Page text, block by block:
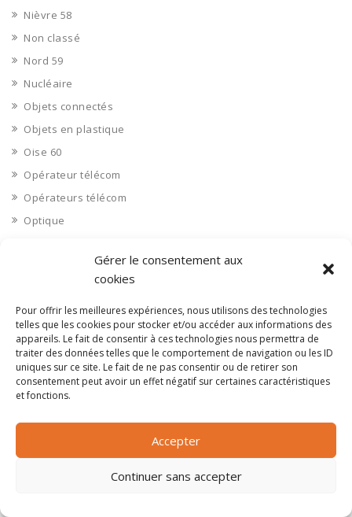
Gérer le consentement aux
cookies
Pour offrir les meilleures expériences, nous utilisons des technologies
telles que les cookies pour stocker et/ou accéder aux informations des
appareils. Le fait de consentir à ces technologies nous permettra de
traiter des données telles que le comportement de navigation ou les ID
uniques sur ce site. Le fait de ne pas consentir ou de retirer son
consentement peut avoir un effet négatif sur certaines caractéristiques
et fonctions.
Accepter
Continuer sans accepter
Nièvre 58
Non classé
Nord 59
Nucléaire
Objets connectés
Objets en plastique
Oise 60
Opérateur télécom
Opérateurs télécom
Optique
Paramédical, compléments alimentaires
Paris 75
Pas de Calais 62
Pêche
Petite distribution
Pétrole
Pharmaceutique, médicaments
Pharmacie et vente d'articles médicaux